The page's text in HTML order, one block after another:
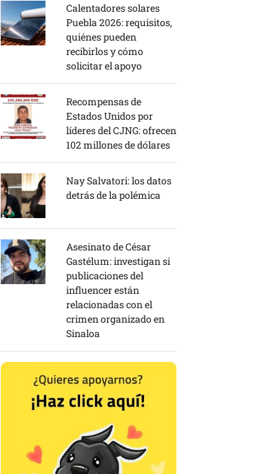
Calentadores solares
Puebla 2026: requisitos,
quiénes pueden
recibirlos y cómo
solicitar el apoyo
Recompensas de
Estados Unidos por
líderes del CJNG: ofrecen
102 millones de dólares
Nay Salvatori: los datos
detrás de la polémica
Asesinato de César
Gastélum: investigan si
publicaciones del
influencer están
relacionadas con el
crimen organizado en
Sinaloa